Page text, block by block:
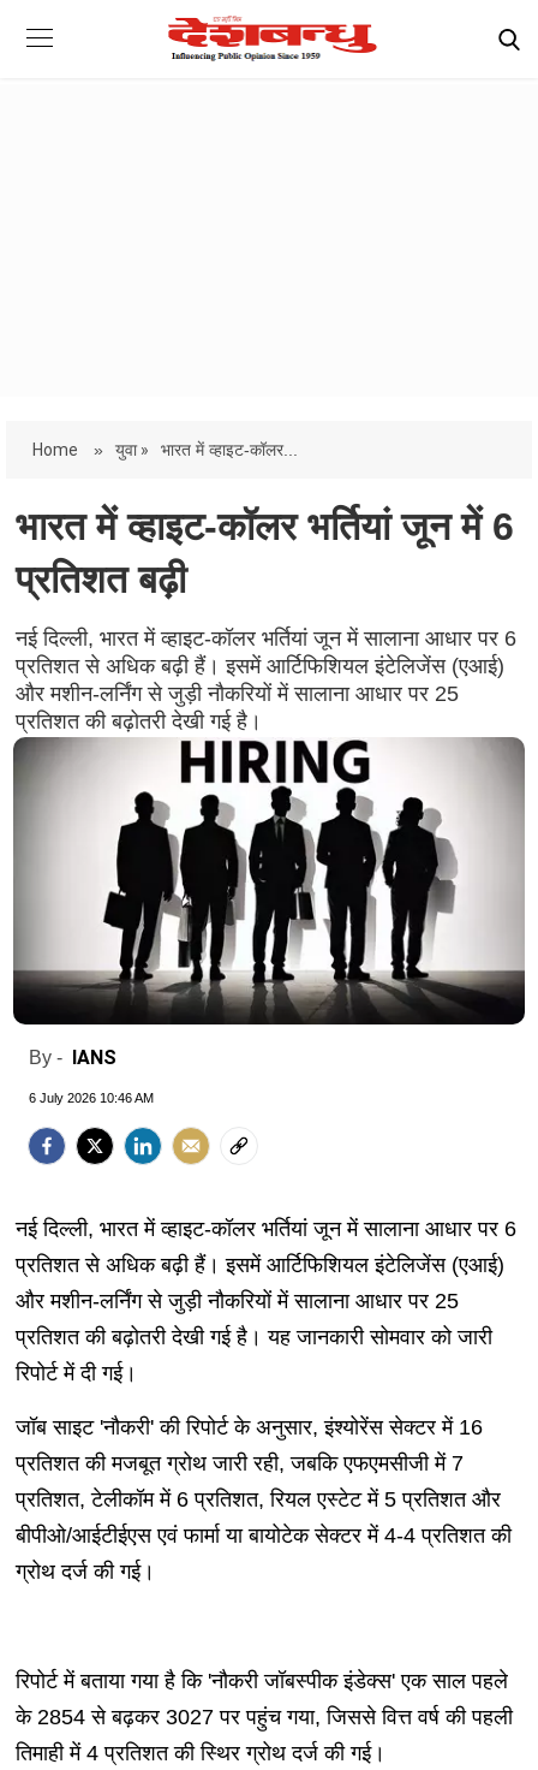
Home » युवा » भारत में व्हाइट-कॉलर...
भारत में व्हाइट-कॉलर भर्तियां जून में 6
प्रतिशत बढ़ी
नई दिल्ली, भारत में व्हाइट-कॉलर भर्तियां जून में सालाना आधार पर 6
प्रतिशत से अधिक बढ़ी हैं। इसमें आर्टिफिशियल इंटेलिजेंस (एआई)
और मशीन-लर्निंग से जुड़ी नौकरियों में सालाना आधार पर 25
प्रतिशत की बढ़ोतरी देखी गई है।
By - IANS
6 July 2026 10:46 AM
नई दिल्ली, भारत में व्हाइट-कॉलर भर्तियां जून में सालाना आधार पर 6
प्रतिशत से अधिक बढ़ी हैं। इसमें आर्टिफिशियल इंटेलिजेंस (एआई)
और मशीन-लर्निंग से जुड़ी नौकरियों में सालाना आधार पर 25
प्रतिशत की बढ़ोतरी देखी गई है। यह जानकारी सोमवार को जारी
रिपोर्ट में दी गई।
जॉब साइट 'नौकरी' की रिपोर्ट के अनुसार, इंश्योरेंस सेक्टर में 16
प्रतिशत की मजबूत ग्रोथ जारी रही, जबकि एफएमसीजी में 7
प्रतिशत, टेलीकॉम में 6 प्रतिशत, रियल एस्टेट में 5 प्रतिशत और
बीपीओ/आईटीईएस एवं फार्मा या बायोटेक सेक्टर में 4-4 प्रतिशत की
ग्रोथ दर्ज की गई।
रिपोर्ट में बताया गया है कि 'नौकरी जॉबस्पीक इंडेक्स' एक साल पहले
के 2854 से बढ़कर 3027 पर पहुंच गया, जिससे वित्त वर्ष की पहली
तिमाही में 4 प्रतिशत की स्थिर ग्रोथ दर्ज की गई।